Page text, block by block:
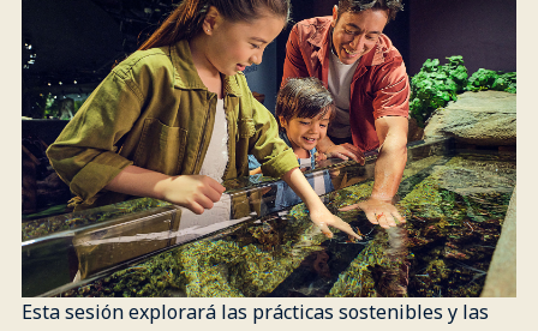
Esta sesión explorará las prácticas sostenibles y las